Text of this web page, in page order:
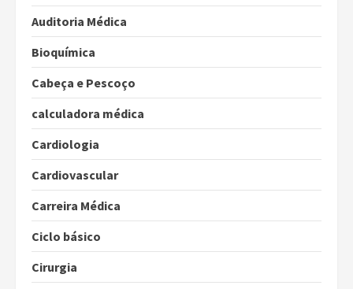
Auditoria Médica
Bioquímica
Cabeça e Pescoço
calculadora médica
Cardiologia
Cardiovascular
Carreira Médica
Ciclo básico
Cirurgia